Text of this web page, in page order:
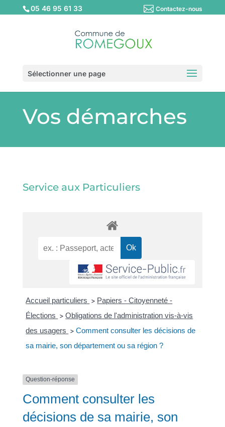
05 46 95 61 33 Contactez-nous
Sélectionner une page
Vos démarches
Service aux Particuliers
Accueil particuliers > Papiers - Citoyenneté -
Élections > Obligations de l'administration vis-à-vis
des usagers > Comment consulter les décisions de
sa mairie, son département ou sa région ?
Question-réponse
Comment consulter les
décisions de sa mairie, son